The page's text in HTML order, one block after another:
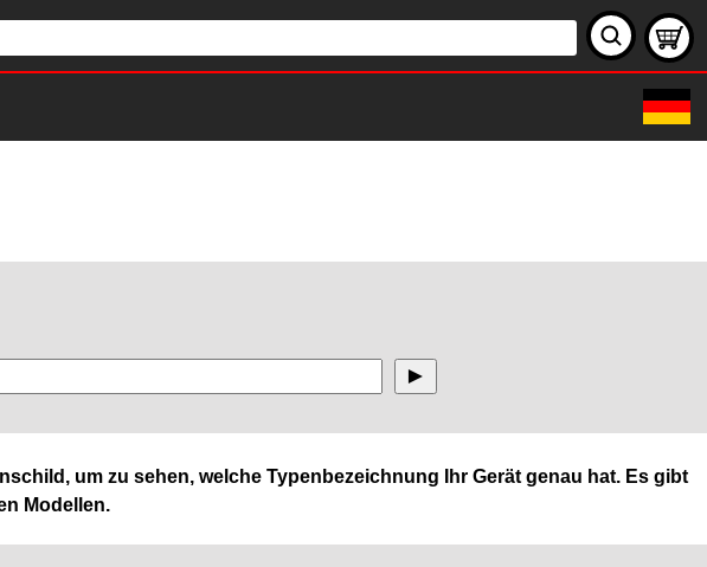
um zu sehen, welche Typenbezeichnung Ihr Gerät genau hat. Es gibt
Modellen.